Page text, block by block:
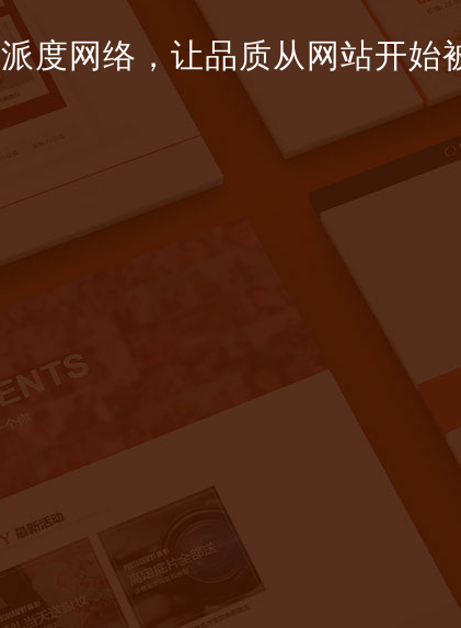
派度网络，让品质从网站开始